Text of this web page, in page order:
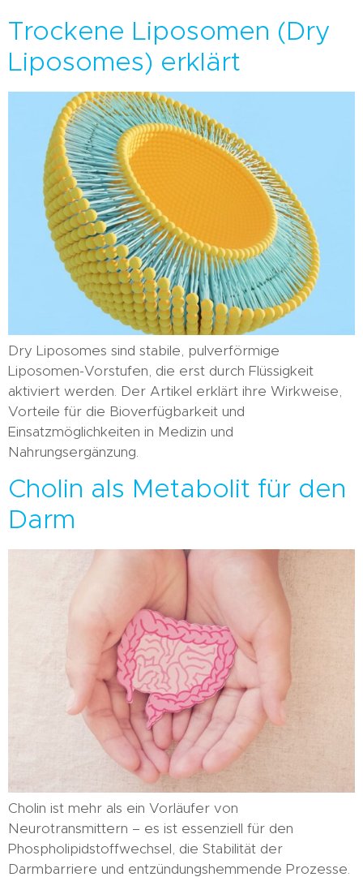
Trockene Liposomen (Dry
Liposomes) erklärt
Dry Liposomes sind stabile, pulverförmige
Liposomen-Vorstufen, die erst durch Flüssigkeit
aktiviert werden. Der Artikel erklärt ihre Wirkweise,
Vorteile für die Bioverfügbarkeit und
Einsatzmöglichkeiten in Medizin und
Nahrungsergänzung.
Cholin als Metabolit für den
Darm
Cholin ist mehr als ein Vorläufer von
Neurotransmittern – es ist essenziell für den
Phospholipidstoffwechsel, die Stabilität der
Darmbarriere und entzündungshemmende Prozesse.